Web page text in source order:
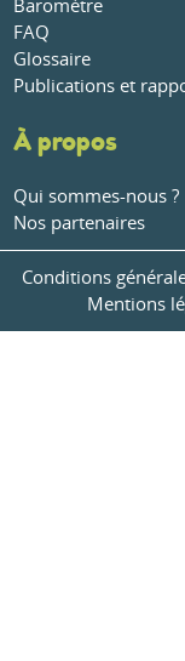
Baromètre
FAQ
Glossaire
Publications et
À propos
Qui sommes-nous ?
Nos partenaires
Conditions
Mentions